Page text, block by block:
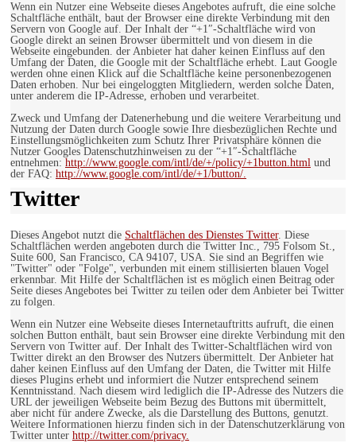
Wenn ein Nutzer eine Webseite dieses Angebotes aufruft, die eine solche
Schaltfläche enthält, baut der Browser eine direkte Verbindung mit den
Servern von Google auf. Der Inhalt der “+1″-Schaltfläche wird von
Google direkt an seinen Browser übermittelt und von diesem in die
Webseite eingebunden. der Anbieter hat daher keinen Einfluss auf den
Umfang der Daten, die Google mit der Schaltfläche erhebt. Laut Google
werden ohne einen Klick auf die Schaltfläche keine personenbezogenen
Daten erhoben. Nur bei eingeloggten Mitgliedern, werden solche Daten,
unter anderem die IP-Adresse, erhoben und verarbeitet.
Zweck und Umfang der Datenerhebung und die weitere Verarbeitung und
Nutzung der Daten durch Google sowie Ihre diesbezüglichen Rechte und
Einstellungsmöglichkeiten zum Schutz Ihrer Privatsphäre können die
Nutzer Googles Datenschutzhinweisen zu der “+1″-Schaltfläche
entnehmen: http://www.google.com/intl/de/+/policy/+1button.html und
der FAQ: http://www.google.com/intl/de/+1/button/.
Twitter
Dieses Angebot nutzt die Schaltflächen des Dienstes Twitter. Diese
Schaltflächen werden angeboten durch die Twitter Inc., 795 Folsom St.,
Suite 600, San Francisco, CA 94107, USA. Sie sind an Begriffen wie
"Twitter" oder "Folge", verbunden mit einem stillisierten blauen Vogel
erkennbar. Mit Hilfe der Schaltflächen ist es möglich einen Beitrag oder
Seite dieses Angebotes bei Twitter zu teilen oder dem Anbieter bei Twitter
zu folgen.
Wenn ein Nutzer eine Webseite dieses Internetauftritts aufruft, die einen
solchen Button enthält, baut sein Browser eine direkte Verbindung mit den
Servern von Twitter auf. Der Inhalt des Twitter-Schaltflächen wird von
Twitter direkt an den Browser des Nutzers übermittelt. Der Anbieter hat
daher keinen Einfluss auf den Umfang der Daten, die Twitter mit Hilfe
dieses Plugins erhebt und informiert die Nutzer entsprechend seinem
Kenntnisstand. Nach diesem wird lediglich die IP-Adresse des Nutzers die
URL der jeweiligen Webseite beim Bezug des Buttons mit übermittelt,
aber nicht für andere Zwecke, als die Darstellung des Buttons, genutzt.
Weitere Informationen hierzu finden sich in der Datenschutzerklärung von
Twitter unter http://twitter.com/privacy.